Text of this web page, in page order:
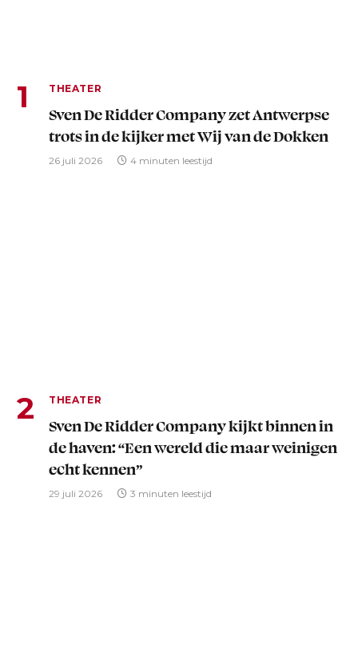
THEATER
Sven De Ridder Company zet Antwerpse
trots in de kijker met Wij van de Dokken
26 juli 2026 4 minuten leestijd
THEATER
Sven De Ridder Company kijkt binnen in
de haven: “Een wereld die maar weinigen
echt kennen”
29 juli 2026 3 minuten leestijd